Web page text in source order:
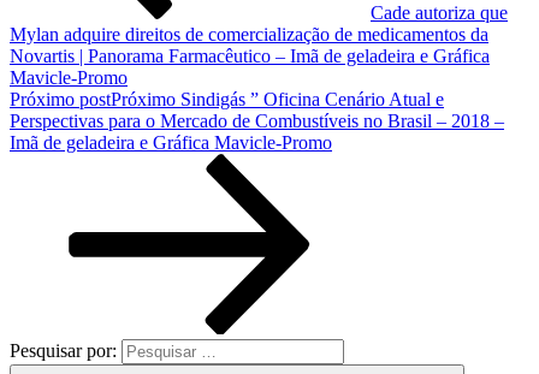
Cade autoriza que
Mylan adquire direitos de comercialização de medicamentos da
Novartis | Panorama Farmacêutico – Imã de geladeira e Gráfica
Mavicle-Promo
Próximo postPróximo Sindigás ” Oficina Cenário Atual e
Perspectivas para o Mercado de Combustíveis no Brasil – 2018 –
Imã de geladeira e Gráfica Mavicle-Promo
Pesquisar por: